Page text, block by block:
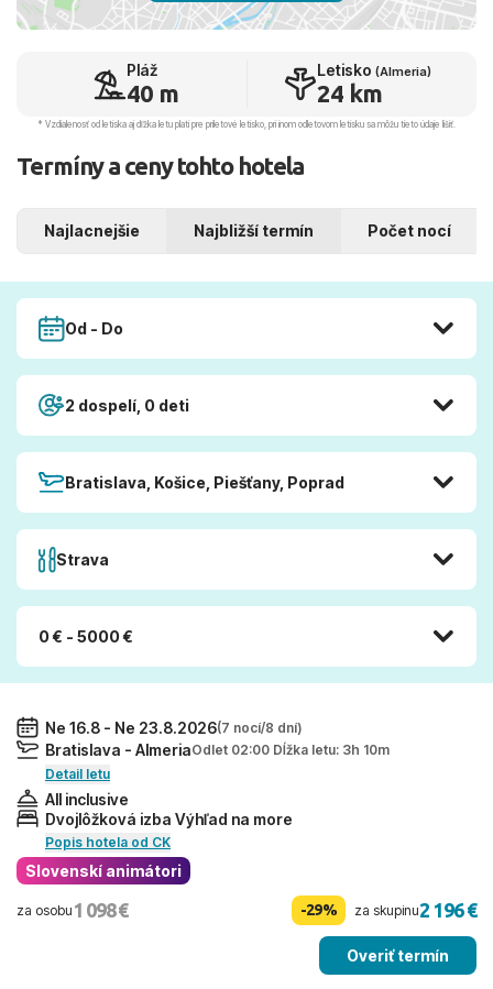
Pláž
40 m
Letisko (Almeria)
24 km
* Vzdialenosť od letiska aj dľžka letu platí pre príletové letisko, pri inom odletovom letisku sa môžu tieto údaje líšiť.
Termíny a ceny tohto hotela
Najlacnejšie Najbližší termín Počet nocí
Od - Do
2 dospelí, 0 deti
Bratislava, Košice, Piešťany, Poprad
Strava
0 € - 5000 €
Ne 16.8 - Ne 23.8.2026(7 nocí/8 dní)
Bratislava - AlmeriaOdlet 02:00 Dĺžka letu: 3h 10m
Detail letu
All inclusive
Dvojlôžková izba Výhľad na more
Popis hotela od CK
Slovenskí animátori
za osobu 1 098 € -29% za skupinu2 196 €
Overiť termín